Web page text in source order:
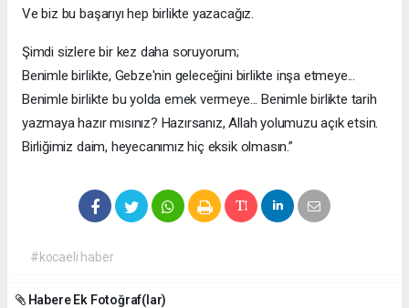
Ve biz bu başarıyı hep birlikte yazacağız.
Şimdi sizlere bir kez daha soruyorum;
Benimle birlikte, Gebze'nin geleceğini birlikte inşa etmeye...
Benimle birlikte bu yolda emek vermeye... Benimle birlikte tarih
yazmaya hazır mısınız? Hazırsanız, Allah yolumuzu açık etsin.
Birliğimiz daim, heyecanımız hiç eksik olmasın.”
#kocaeli haber
Habere Ek Fotoğraf(lar)